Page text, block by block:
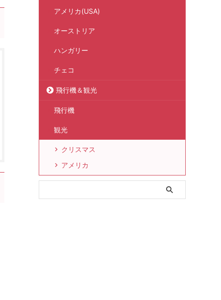
アメリカ(USA)
オーストリア
ハンガリー
チェコ
飛行機＆観光
飛行機
観光
クリスマス
アメリカ